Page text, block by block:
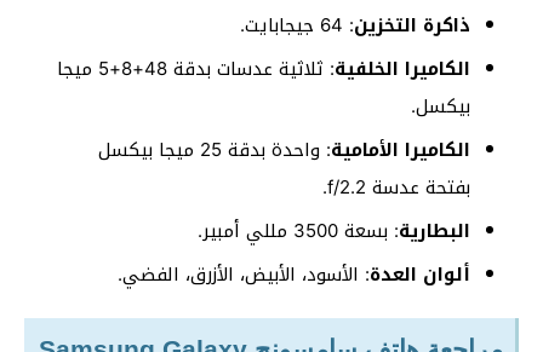
ذاكرة التخزين: 64 جيجابايت.
الكاميرا الخلفية
: ثلاثية عدسات بدقة 48+8+5 ميجا
بيكسل.
الكاميرا الأمامية
: واحدة بدقة 25 ميجا بيكسل
بفتحة عدسة f/2.2.
البطارية: بسعة 3500 مللي أمبير.
ألوان العدة: الأسود، الأبيض، الأزرق، الفضي.